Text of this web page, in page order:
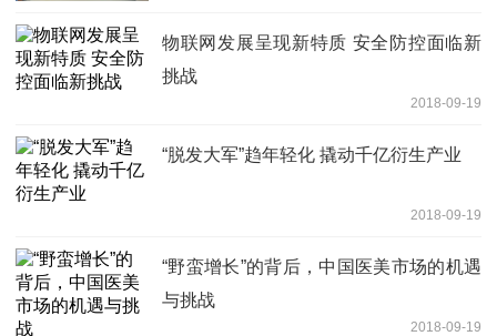
物联网发展呈现新特质 安全防控面临新
挑战
2018-09-19
“脱发大军”趋年轻化 撬动千亿衍生产业
2018-09-19
“野蛮增长”的背后，中国医美市场的机遇
与挑战
2018-09-19